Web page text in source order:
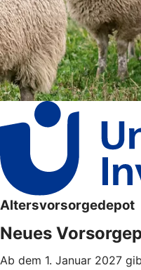
Altersvorsorgedepot
Neues
Ab dem 1. Januar 2027